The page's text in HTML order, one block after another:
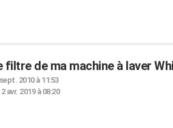
filtre de ma machine à laver
2010 à 11:53
2 avr. 2019 à 08:20